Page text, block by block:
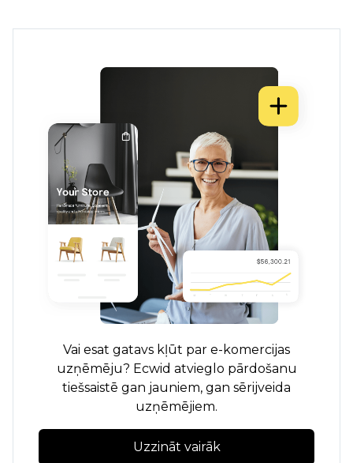
Vai esat gatavs kļūt par e-komercijas
uzņēmēju? Ecwid atvieglo pārdošanu
tiešsaistē gan jauniem, gan sērijveida
uzņēmējiem.
Uzzināt vairāk